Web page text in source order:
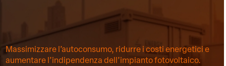
Massimizzare l’autoconsumo, ridurre i costi energetici e
aumentare l’indipendenza dell’impianto fotovoltaico.